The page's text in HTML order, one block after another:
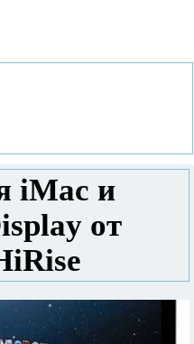
iMac и
от